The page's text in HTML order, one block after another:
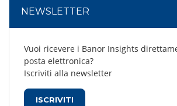
NEWSLETTER
Vuoi ricevere i Banor Insights
posta elettronica?
Iscriviti alla newsletter
ISCRIVITI